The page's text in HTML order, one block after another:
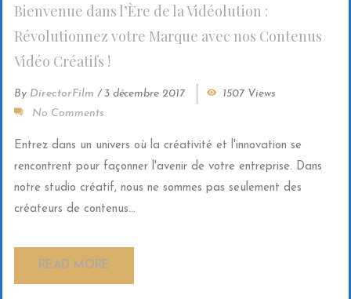
Bienvenue dans l’Ère de la Vidéolution :
Révolutionnez votre Marque avec nos Contenus
Vidéo Créatifs !
By DirectorFilm / 3 décembre 2017
1507 Views
No Comments
Entrez dans un univers où la créativité et l'innovation se
rencontrent pour façonner l'avenir de votre entreprise. Dans
notre studio créatif, nous ne sommes pas seulement des
créateurs de contenus...
READ MORE